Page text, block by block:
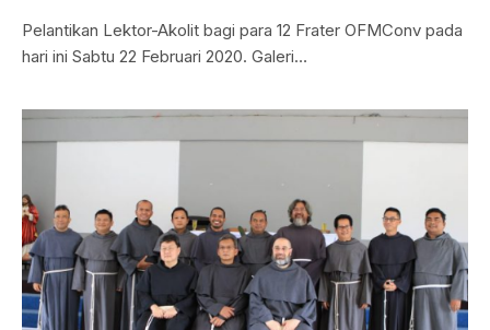
Pelantikan Lektor-Akolit bagi para 12 Frater OFMConv pada
hari ini Sabtu 22 Februari 2020. Galeri…